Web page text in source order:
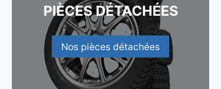
PIÈCES DÉTACHÉES
Nos pièces détachées